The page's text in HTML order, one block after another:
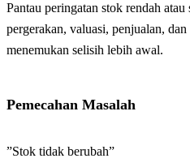
Pantau peringatan stok rendah
pergerakan, valuasi, penjualan,
menemukan selisih lebih awal.
Pemecahan Masalah
”Stok tidak berubah”